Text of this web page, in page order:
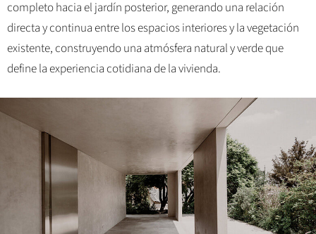
completo hacia el jardín posterior, generando una relación
directa y continua entre los espacios interiores y la vegetación
existente, construyendo una atmósfera natural y verde que
define la experiencia cotidiana de la vivienda.